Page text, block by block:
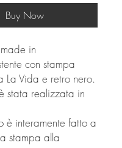
Buy Now
in
con stampa
La Vida e retro nero.
stata realizzata in
è interamente fatto a
stampa alla